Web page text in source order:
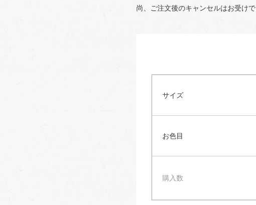
尚、ご注文後のキャンセルはお受け
サイズ
お色目
購入数